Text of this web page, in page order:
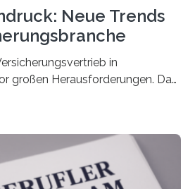
Neue Trends
in
großen Herausforderungen. Das
Prof. Dr. Lukas Linnenbrink
Versicherungskaufleute e.V.
Studie basiert auf den
selbstständigen